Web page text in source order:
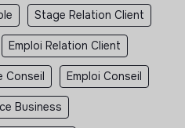
Stage Relation Client
Emploi Relation Client
Conseil Emploi Conseil
Business